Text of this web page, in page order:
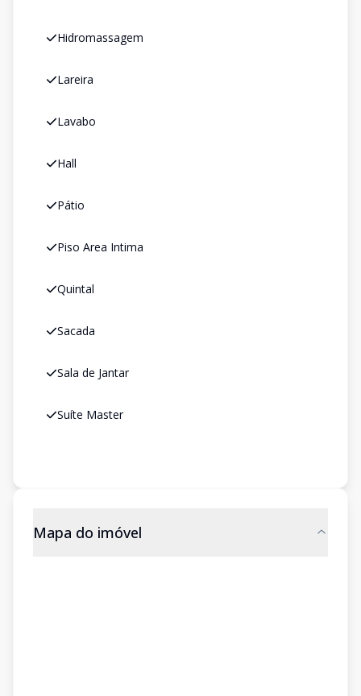
Hidromassagem
Lareira
Lavabo
Hall
Pátio
Piso Area Intima
Quintal
Sacada
Sala de Jantar
Suíte Master
Mapa do imóvel